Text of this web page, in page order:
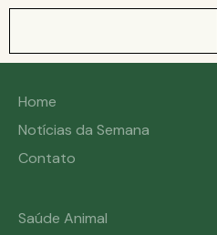
Home
Notícias da Semana
Contato
Saúde Animal